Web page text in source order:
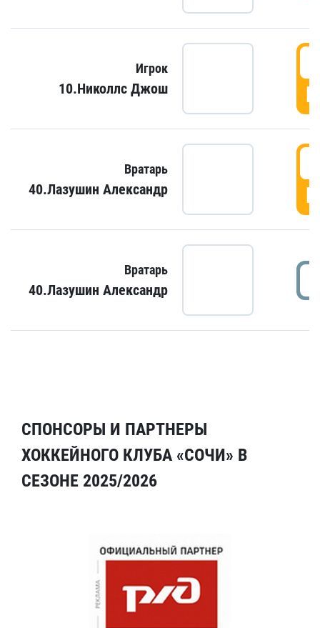
Игрок
10.Николлс Джош
Вратарь
40.Лазушин Александр
Вратарь
40.Лазушин Александр
СПОНСОРЫ И ПАРТНЕРЫ
ХОККЕЙНОГО КЛУБА «СОЧИ» В
СЕЗОНЕ 2025/2026